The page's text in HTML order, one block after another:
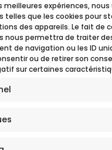
meilleures expériences,
telles que les cookies pour
des appareils. Le fait de
nous permettra de traiter
de navigation ou les ID
ou de retirer son
sur certaines